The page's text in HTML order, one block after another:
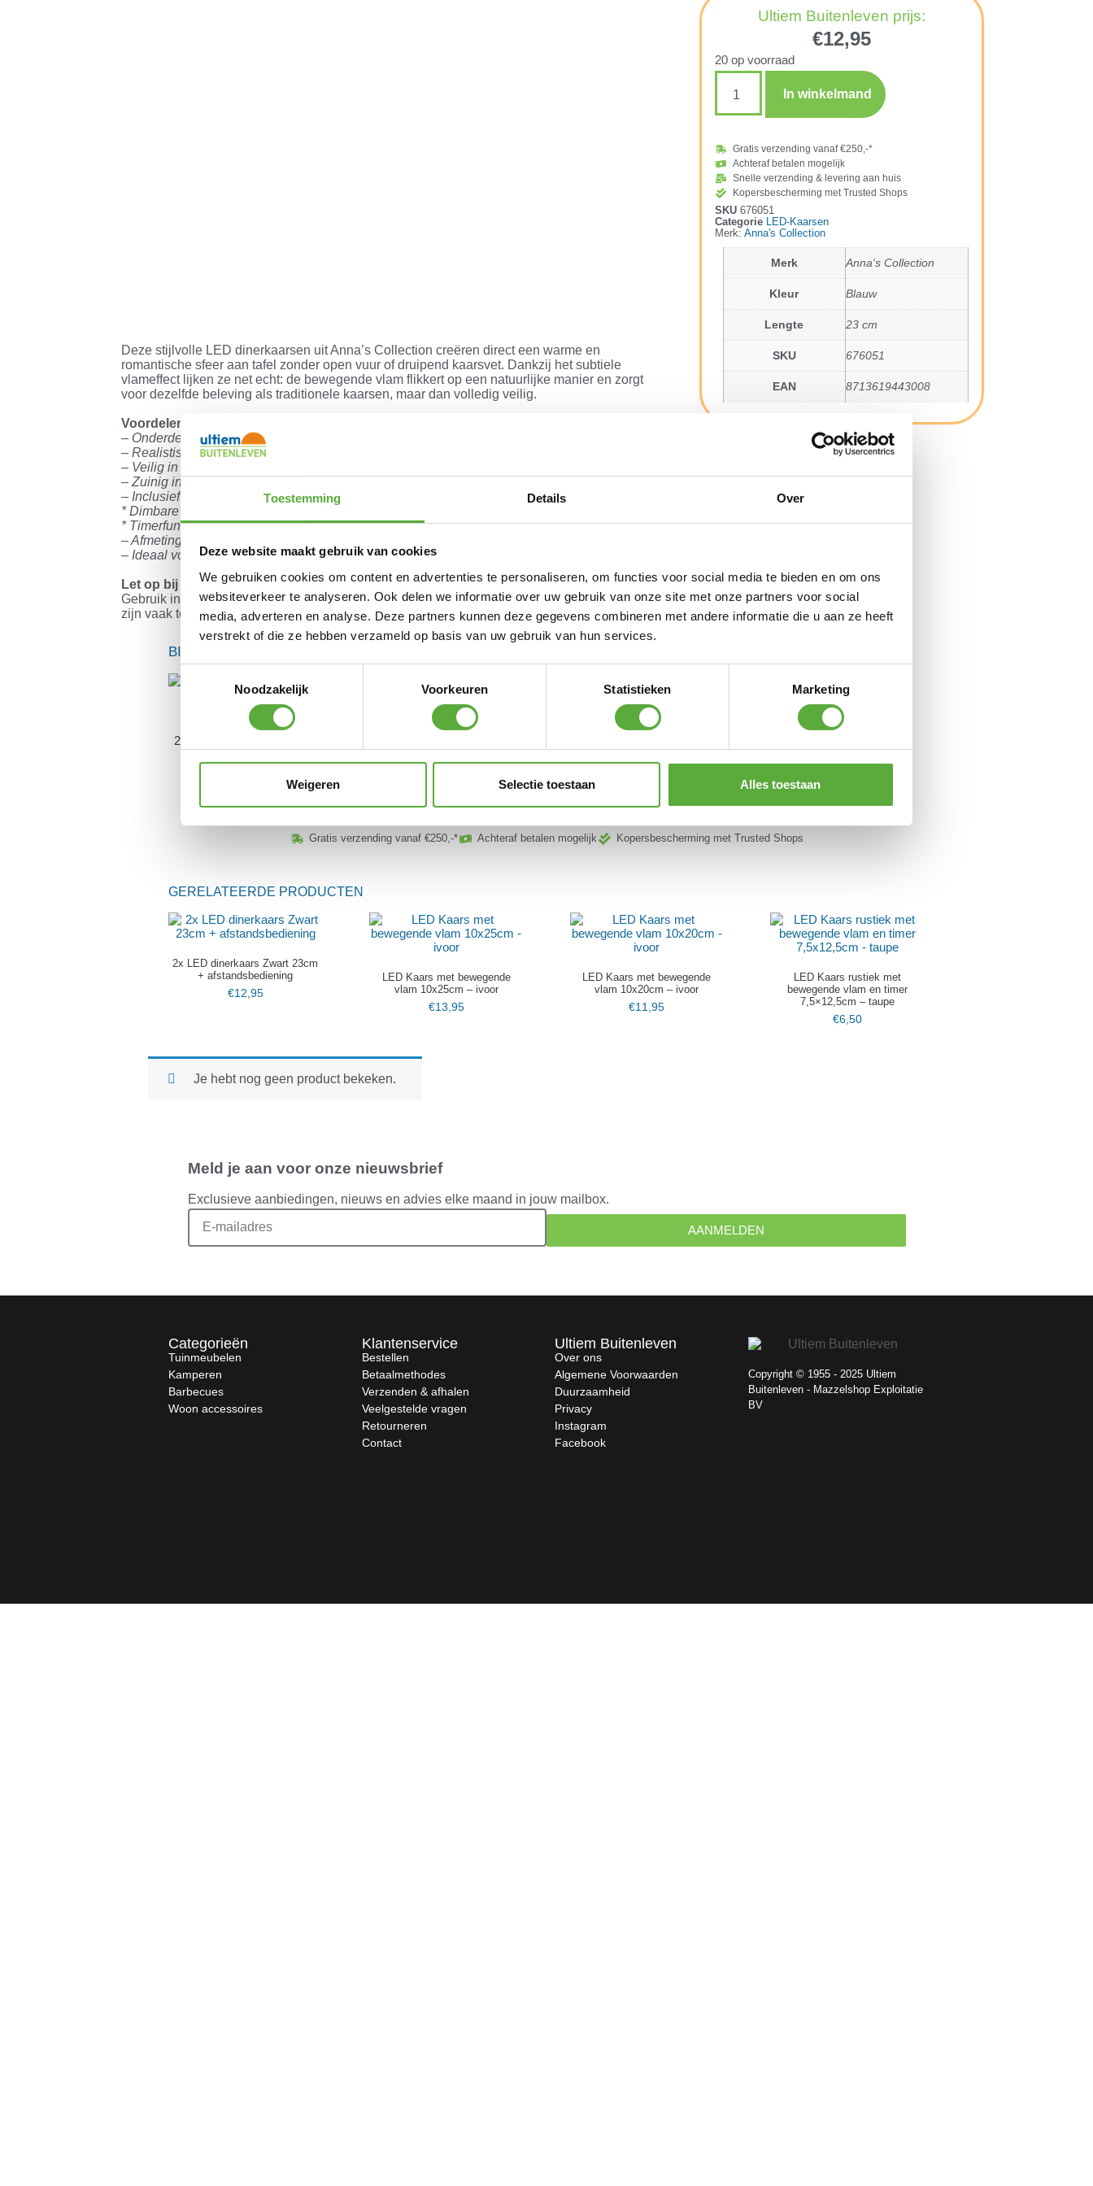
Toestemming Details Over
Deze website maakt gebruik van cookies
We gebruiken cookies om content en advertenties te personaliseren, om functies voor social media te bieden en om ons
websiteverkeer te analyseren. Ook delen we informatie over uw gebruik van onze site met onze partners voor social
media, adverteren en analyse. Deze partners kunnen deze gegevens combineren met andere informatie die u aan ze heeft
verstrekt of die ze hebben verzameld op basis van uw gebruik van hun services.
Toestemmingsselectie
Noodzakelijk
Voorkeuren Statistieken Marketing
Weigeren Selectie toestaan Alles toestaan
Deze stijlvolle LED dinerkaarsen uit Anna’s Collection creëren direct een warme en
romantische sfeer aan tafel zonder open vuur of druipend kaarsvet. Dankzij het subtiele
vlameffect lijken ze net echt: de bewegende vlam flikkert op een natuurlijke manier en zorgt
voor dezelfde beleving als traditionele kaarsen, maar dan volledig veilig.
Voordelen:
– Onderdeel van Anna’s Collection – kwaliteit en stijl gegarandeerd
– Realistisch vlameffect door de bewegende vlam
– Veilig in gebruik: geen vuur, geen rook, geen kaarsvet
– Zuinig in batterijverbruik, werkt op 2x AA batterijen (niet inbegrepen)
– Inclusief afstandsbediening met handige functies:
* Dimbare vlam voor de gewenste lichtsterkte
* Timerfunctie van 2, 4, 6 of 8 uur automatisch aan
– Afmeting:
– Ideaal voor diners, feesttafels en sfeervolle decoratie in huis
Let op bij gebruik van oplaadbare batterijen:
Gebruik in de dinerkaarsen uitsluitend Anna's Collection oplaadbare batterijen. Andere merken
zijn vaak te dik, waardoor de batterijen vast kunnen komen te zitten.
Ultiem Buitenleven prijs:
€12,95
20 op voorraad
In winkelmand
Gratis verzending vanaf €250,-*
Achteraf betalen mogelijk
Snelle verzending & levering aan huis
Kopersbescherming met Trusted Shops
SKU 676051
Categorie LED-Kaarsen
Merk: Anna's Collection
Merk Anna's Collection
Kleur Blauw
Lengte 23 cm
SKU 676051
EAN 8713619443008
BIJPASSENDE ACCESSOIRES EN ALTERNATIEVE PRODUCTEN
2x LED dinerkaars Metallic
Durasonic 10 stuks AA
€3,79
Gratis verzending vanaf €250,-* Achteraf betalen mogelijk Kopersbescherming met Trusted Shops
GERELATEERDE PRODUCTEN
2x LED dinerkaars Zwart 23cm
+ afstandsbediening
€12,95
LED Kaars met bewegende
vlam 10x25cm – ivoor
€13,95
LED Kaars met bewegende
vlam 10x20cm – ivoor
€11,95
LED Kaars rustiek met
bewegende vlam en timer
7,5×12,5cm – taupe
€6,50
Je hebt nog geen product bekeken.
Meld je aan voor onze nieuwsbrief
Exclusieve aanbiedingen, nieuws en advies elke maand in jouw mailbox.
AANMELDEN
Categorieën
Tuinmeubelen
Kamperen
Barbecues
Woon accessoires
Klantenservice
Bestellen
Betaalmethodes
Verzenden & afhalen
Veelgestelde vragen
Retourneren
Contact
Ultiem Buitenleven
Over ons
Algemene Voorwaarden
Duurzaamheid
Privacy
Instagram
Facebook
Copyright © 1955 - 2025 Ultiem
Buitenleven - Mazzelshop Exploitatie
BV